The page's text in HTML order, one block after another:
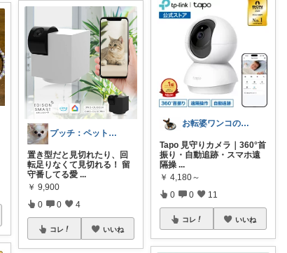
プッチ：ペット×暮らし
置き型だと見切れたり、回
転足りなくて見切れる！ 留
守番してる愛 ...
￥ 9,900
0 0 4
コレ いいね
お転婆ワンコの飼い主
Tapo 見守りカメラ｜360°首
振り・自動追跡・スマホ遠
隔操 ...
￥ 4,180～
0 0 11
コレ いいね